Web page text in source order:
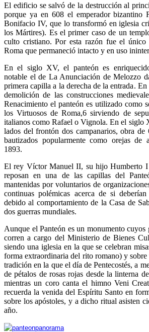
El edificio se salvó de la destrucción al
porque ya en 608 el emperador bizantino
Bonifacio IV, que lo transformó en iglesia
los Mártires). Es el primer caso de un
culto cristiano. Por esta razón fue el
Roma que permaneció intacto y en uso
En el siglo XV, el panteón es
notable el de La Anunciación de Melozzo
primera capilla a la derecha de la entrada.
demolición de las construcciones
Renacimiento el panteón es utilizado como
los Virtuosos de Roma,6 sirviendo de
italianos como Rafael o Vignola. En el siglo
lados del frontón dos campanarios, obra
bautizados popularmente como orejas de
1893.
El rey Víctor Manuel II, su hijo Humberto I
reposan en una de las capillas del
mantenidas por voluntarios de
continuas polémicas acerca de si deberían
debido al comportamiento de la Casa de
dos guerras mundiales.
Aunque el Panteón es un monumento cuyos
corren a cargo del Ministerio de Bienes
siendo una iglesia en la que se celebran
forma extraordinaria del rito romano) y
tradición en la que el día de Pentecostés, a
de pétalos de rosas rojas desde la linterna
mientras un coro canta el himno Veni
recuerda la venida del Espíritu Santo en
sobre los apóstoles, y a dicho ritual asisten
año.